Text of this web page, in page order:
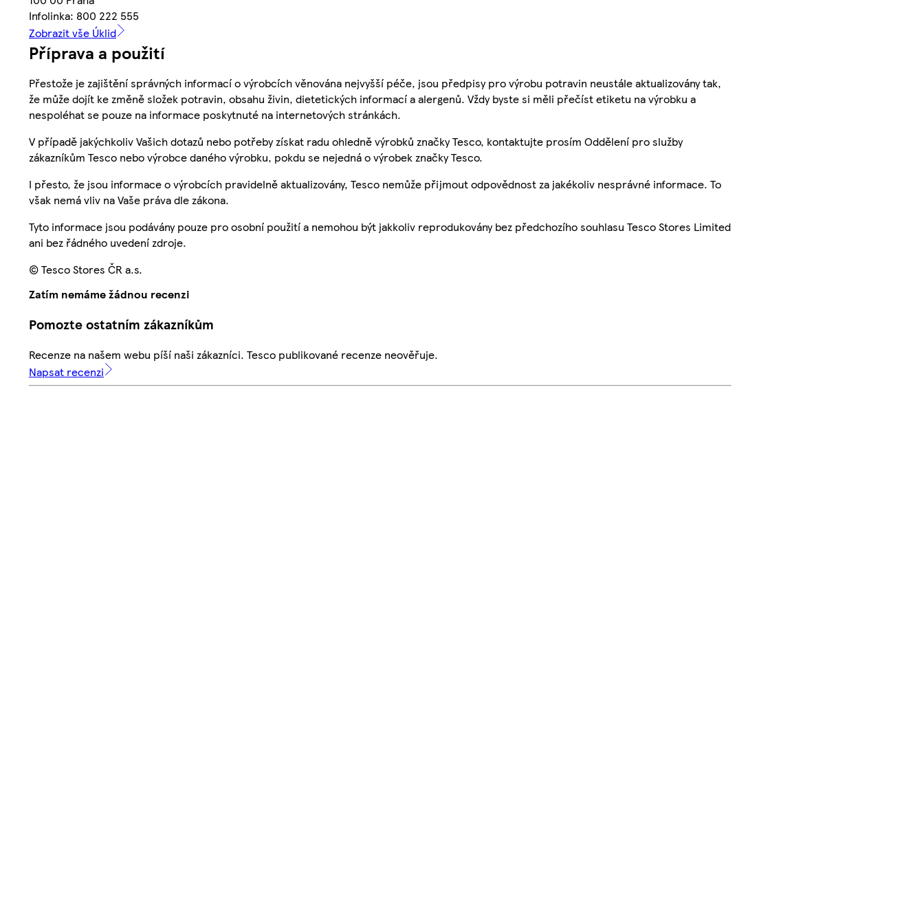
Infolinka: 800 222 555
Zobrazit vše Úklid
Příprava a použití
Přestože je zajištění správných informací o výrobcích věnována nejvyšší péče, jsou předpisy pro výrobu potravin neustále aktualizovány tak,
že může dojít ke změně složek potravin, obsahu živin, dietetických informací a alergenů. Vždy byste si měli přečíst etiketu na výrobku a
nespoléhat se pouze na informace poskytnuté na internetových stránkách.
V případě jakýchkoliv Vašich dotazů nebo potřeby získat radu ohledně výrobků značky Tesco, kontaktujte prosím Oddělení pro služby
zákazníkům Tesco nebo výrobce daného výrobku, pokdu se nejedná o výrobek značky Tesco.
I přesto, že jsou informace o výrobcích pravidelně aktualizovány, Tesco nemůže přijmout odpovědnost za jakékoliv nesprávné informace. To
však nemá vliv na Vaše práva dle zákona.
Tyto informace jsou podávány pouze pro osobní použití a nemohou být jakkoliv reprodukovány bez předchozího souhlasu Tesco Stores Limited
ani bez řádného uvedení zdroje.
© Tesco Stores ČR a.s.
Zatím nemáme žádnou recenzi
Pomozte ostatním zákazníkům
Recenze na našem webu píší naši zákazníci. Tesco publikované recenze neověřuje.
Napsat recenzi